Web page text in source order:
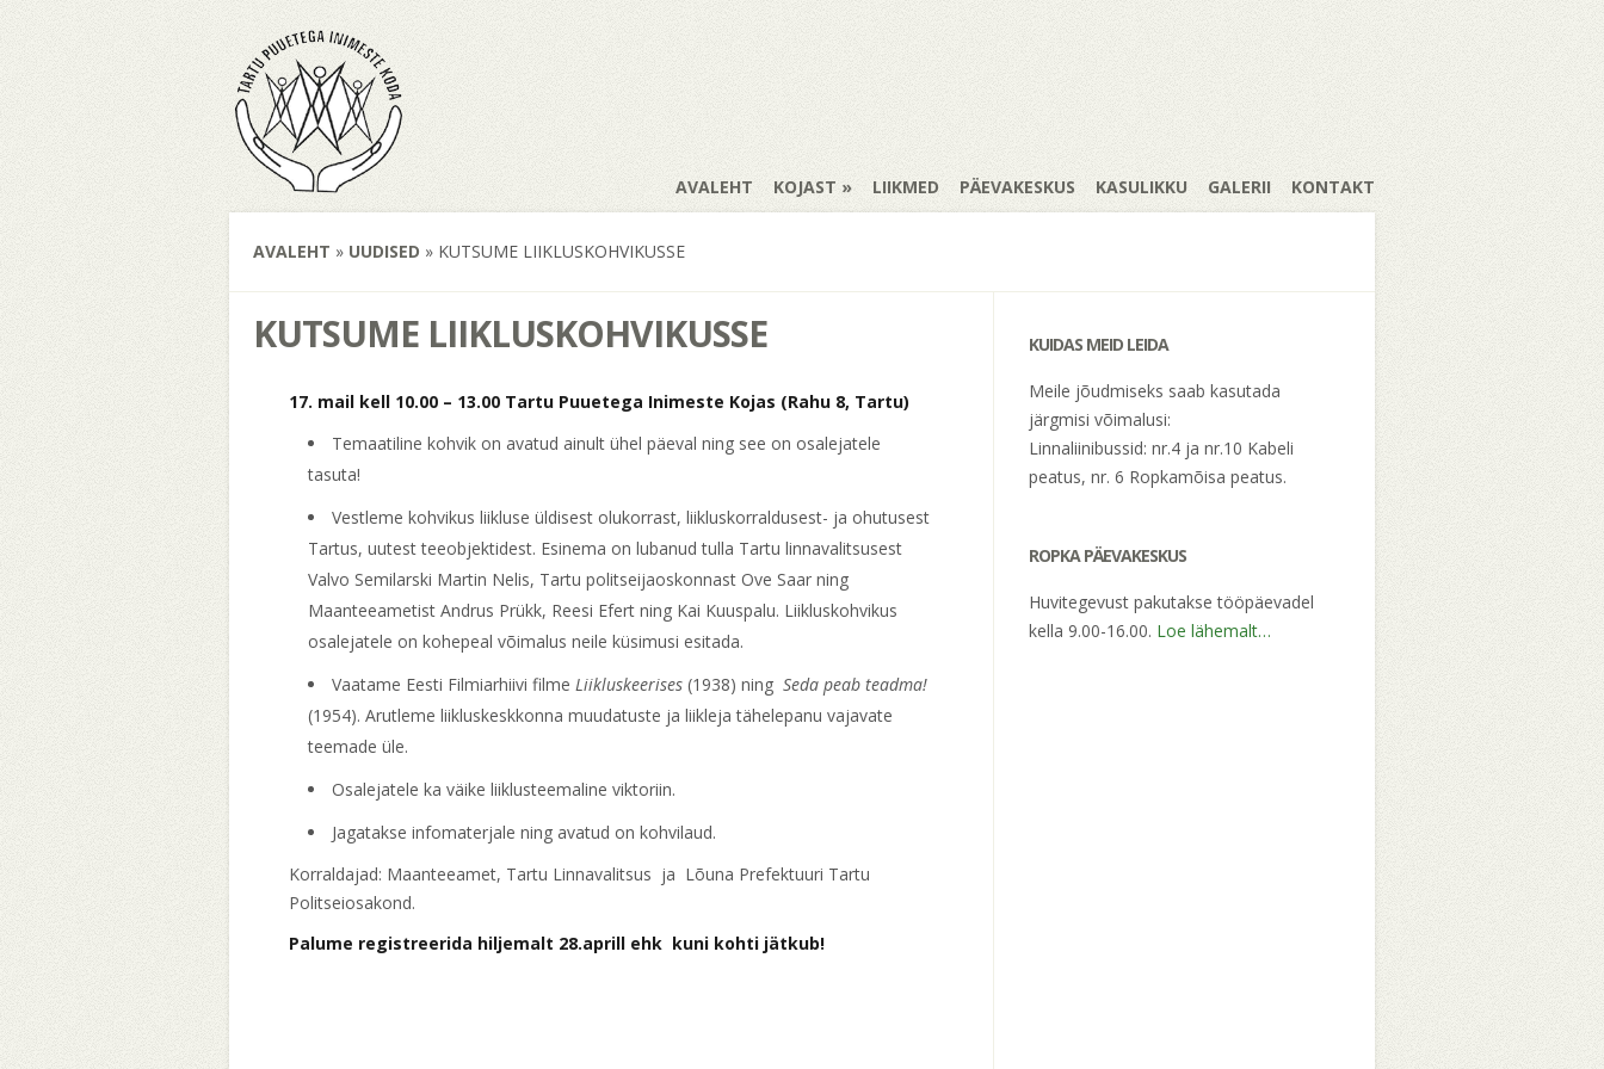
AVALEHT KOJAST LIIKMED PÄEVAKESKUS KASULIKKU GALERII KONTAKT
AVALEHT » UUDISED » KUTSUME LIIKLUSKOHVIKUSSE
KUTSUME LIIKLUSKOHVIKUSSE
17. mail kell 10.00 – 13.00 Tartu Puuetega Inimeste Kojas (Rahu 8, Tartu)
Temaatiline kohvik on avatud ainult ühel päeval ning see on osalejatele
tasuta!
Vestleme kohvikus liikluse üldisest olukorrast, liikluskorraldusest- ja ohutusest
Tartus, uutest teeobjektidest. Esinema on lubanud tulla Tartu linnavalitsusest
Valvo Semilarski Martin Nelis, Tartu politseijaoskonnast Ove Saar ning
Maanteeametist Andrus Prükk, Reesi Efert ning Kai Kuuspalu. Liikluskohvikus
osalejatele on kohepeal võimalus neile küsimusi esitada.
Vaatame Eesti Filmiarhiivi filme Liikluskeerises (1938) ning Seda peab teadma!
(1954). Arutleme liikluskeskkonna muudatuste ja liikleja tähelepanu vajavate
teemade üle.
Osalejatele ka väike liiklusteemaline viktoriin.
Jagatakse infomaterjale ning avatud on kohvilaud.
Korraldajad: Maanteeamet, Tartu Linnavalitsus ja Lõuna Prefektuuri Tartu
Politseiosakond.
Palume registreerida hiljemalt 28.aprill ehk kuni kohti jätkub!
KUIDAS MEID LEIDA
Meile jõudmiseks saab kasutada
järgmisi võimalusi:
Linnaliinibussid: nr.4 ja nr.10 Kabeli
peatus, nr. 6 Ropkamõisa peatus.
ROPKA PÄEVAKESKUS
Huvitegevust pakutakse tööpäevadel
kella 9.00-16.00. Loe lähemalt…